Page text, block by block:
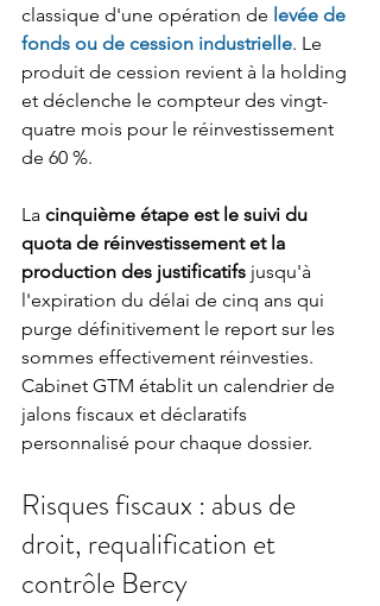
classique d'une opération de levée de
fonds ou de cession industrielle. Le
produit de cession revient à la holding
et déclenche le compteur des vingt-
quatre mois pour le réinvestissement
de 60 %.
La cinquième étape est le suivi du
quota de réinvestissement et la
production des justificatifs jusqu'à
l'expiration du délai de cinq ans qui
purge définitivement le report sur les
sommes effectivement réinvesties.
Cabinet GTM établit un calendrier de
jalons fiscaux et déclaratifs
personnalisé pour chaque dossier.
Risques fiscaux : abus de
droit, requalification et
contrôle Bercy